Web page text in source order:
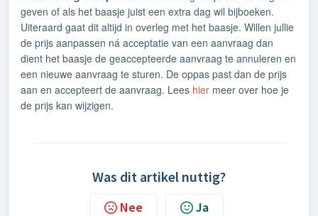
geven of als het baasje juist een extra dag wil bijboeken.
Uiteraard gaat dit altijd in overleg met het baasje. Willen jullie
de prijs aanpassen ná acceptatie van een aanvraag dan
dient het baasje de geaccepteerde aanvraag te annuleren en
een nieuwe aanvraag te sturen. De oppas past dan de prijs
aan en accepteert de aanvraag. Lees hier meer over hoe je
de prijs kan wijzigen.
Was dit artikel nuttig?
Nee Ja